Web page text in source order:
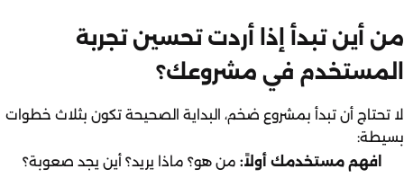
من أين تبدأ إذا أردت تحسين تجربة
المستخدم في مشروعك؟
لا تحتاج أن تبدأ بمشروع ضخم، البداية الصحيحة تكون بثلاث خطوات
بسيطة:
افهم مستخدمك أولاً: من هو؟ ماذا يريد؟ أين يجد صعوبة؟